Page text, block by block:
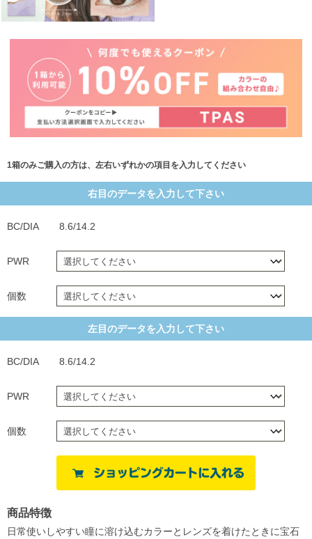
1箱のみご購入の方は、左右いずれかの項目を入力してください
右目のデータを入力して下さい
BC/DIA 8.6/14.2
PWR
個数
左目のデータを入力して下さい
BC/DIA 8.6/14.2
PWR
個数
商品特徴
日常使いしやすい瞳に溶け込むカラーとレンズを着けたときに宝石